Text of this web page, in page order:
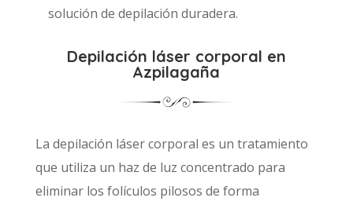
solución de depilación duradera.
Depilación láser corporal en
Azpilagaña
La depilación láser corporal es un tratamiento
que utiliza un haz de luz concentrado para
eliminar los folículos pilosos de forma